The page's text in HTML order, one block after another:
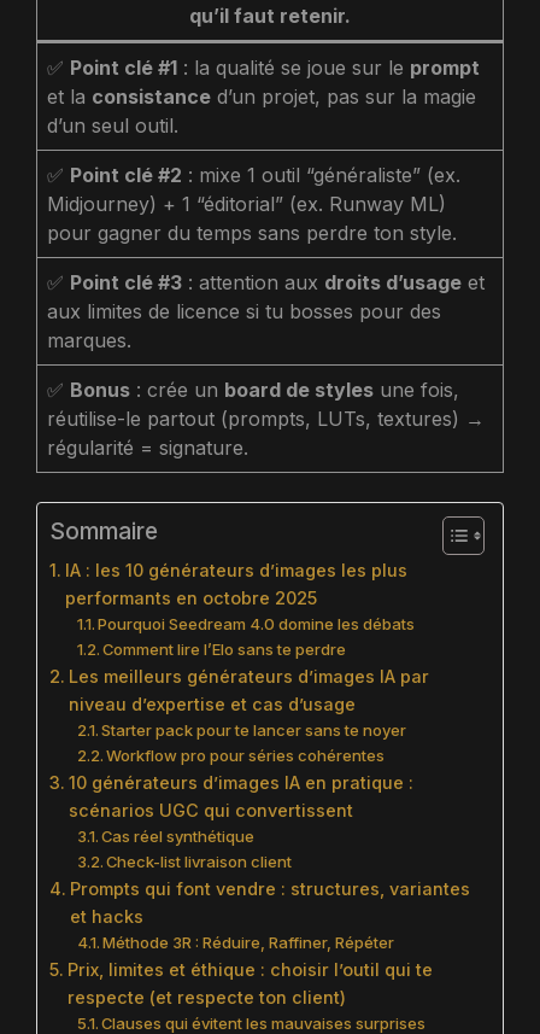
qu’il faut retenir.
✅ Point clé #1 : la qualité se joue sur le prompt
et la consistance d’un projet, pas sur la magie
d’un seul outil.
✅ Point clé #2 : mixe 1 outil “généraliste” (ex.
Midjourney) + 1 “éditorial” (ex. Runway ML)
pour gagner du temps sans perdre ton style.
✅ Point clé #3 : attention aux droits d’usage et
aux limites de licence si tu bosses pour des
marques.
✅ Bonus : crée un board de styles une fois,
réutilise-le partout (prompts, LUTs, textures) →
régularité = signature.
Sommaire
IA : les 10 générateurs d’images les plus
performants en octobre 2025
Pourquoi Seedream 4.0 domine les débats
Comment lire l’Elo sans te perdre
Les meilleurs générateurs d’images IA par
niveau d’expertise et cas d’usage
Starter pack pour te lancer sans te noyer
Workflow pro pour séries cohérentes
10 générateurs d’images IA en pratique :
scénarios UGC qui convertissent
Cas réel synthétique
Check-list livraison client
Prompts qui font vendre : structures, variantes
et hacks
Méthode 3R : Réduire, Raffiner, Répéter
Prix, limites et éthique : choisir l’outil qui te
respecte (et respecte ton client)
Clauses qui évitent les mauvaises surprises